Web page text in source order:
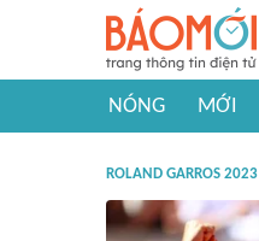
NÓNG MỚI
ROLAND GARROS 2023